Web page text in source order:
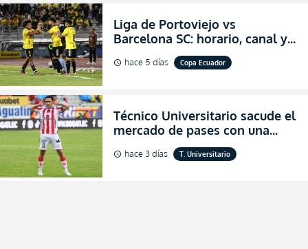
Liga de Portoviejo vs
Barcelona SC: horario, canal y
dónde ver EN VIVO los octavos
de final de la Copa Ecuador
schedule hace 5 días Copa Ecuador
Técnico Universitario sacude el
mercado de pases con una
verdadera revolución para
asegurar la permanencia
schedule hace 3 días T. Universitario